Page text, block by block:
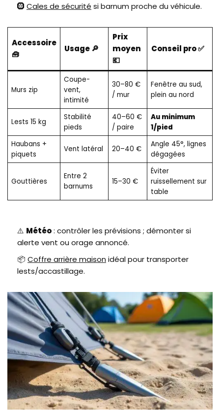
🛞 Cales de sécurité si barnum proche du véhicule.
Accessoire
🧰
Usage 🔎
Prix
moyen
💶
Conseil pro ✅
Murs zip
Coupe-
vent,
intimité
30–80 €
/ mur
Fenêtre au sud,
plein au nord
Lests 15 kg
Stabilité
pieds
40–60 €
/ paire
Au minimum
1/pied
Haubans +
piquets
Vent latéral 20–40 €
Angle 45°, lignes
dégagées
Gouttières
Entre 2
barnums
15–30 €
Éviter
ruissellement sur
table
⚠️ Météo: contrôler les prévisions ; démonter si
alerte vent ou orage annoncé.
📦 Coffre arrière maison idéal pour transporter
lests/accastillage.